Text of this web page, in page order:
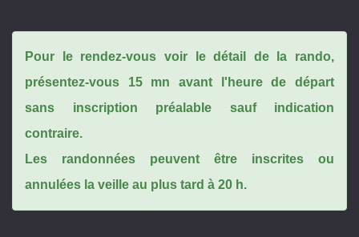
Pour le rendez-vous voir le détail de la rando,
présentez-vous 15 mn avant l'heure de départ
sans inscription préalable sauf indication
contraire.
Les randonnées peuvent être inscrites ou
annulées la veille au plus tard à 20 h.